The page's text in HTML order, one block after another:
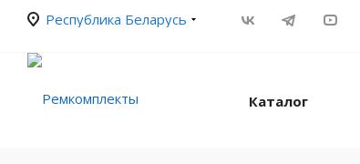
Республика Беларусь
Каталог